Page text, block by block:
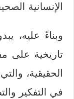
الإنسانية
وبناءً عليه،
تاريخية على
الحقيقية،
في التفكير